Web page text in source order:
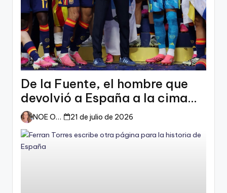
De la Fuente, el hombre que
devolvió a España a la cima
del mundo
NOE ORTIZ 21 de julio de 2026